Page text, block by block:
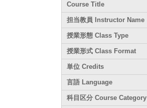
Course Title
担当教員 Instructor Name
授業形態 Class Type
授業形式 Class Format
単位 Credits
言語 Language
科目区分 Course Category